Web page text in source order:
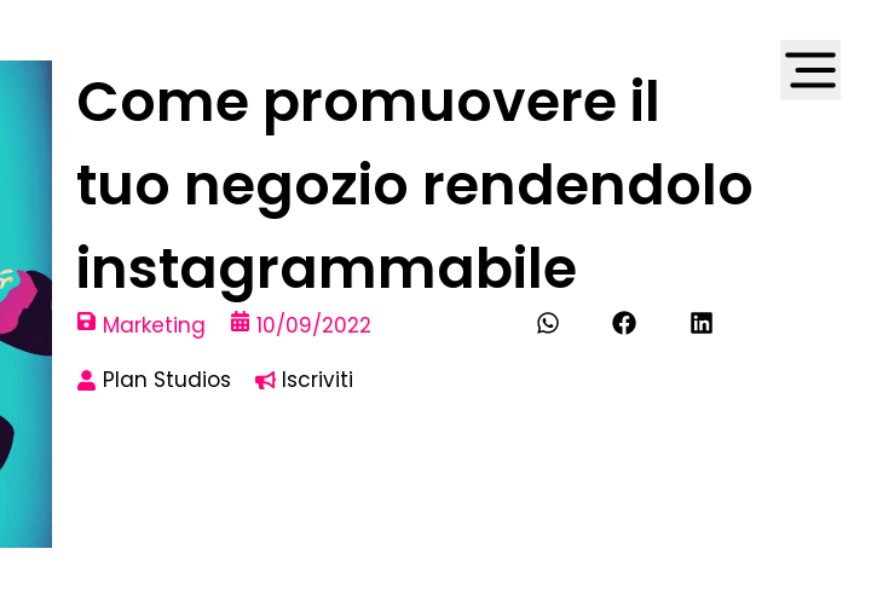
Come promuovere il
tuo negozio rendendolo
instagrammabile
Marketing
10/09/2022
Plan Studios
Iscriviti